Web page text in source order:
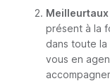
Meilleurtaux
présent à la
dans toute
vous en